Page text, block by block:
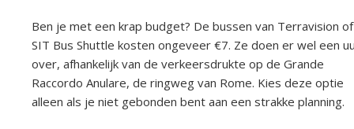
Ben je met een krap budget? De bussen van Terravision of
SIT Bus Shuttle kosten ongeveer €7. Ze doen er wel een
over, afhankelijk van de verkeersdrukte op de Grande
Raccordo Anulare, de ringweg van Rome. Kies deze optie
alleen als je niet gebonden bent aan een strakke planning.